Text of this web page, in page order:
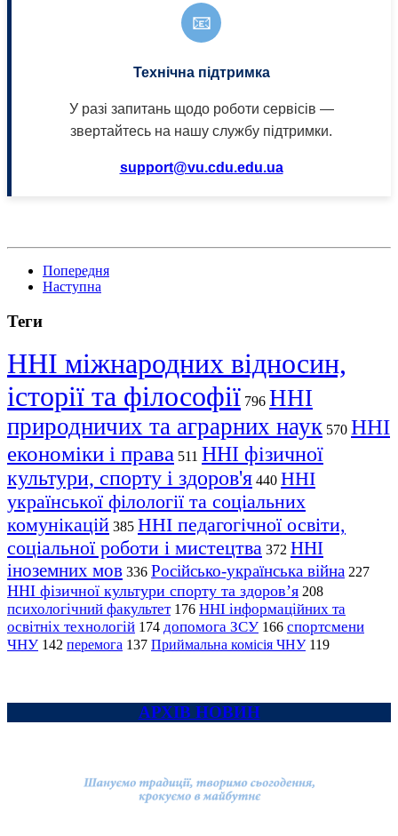
📧
Технічна підтримка
У разі запитань щодо роботи сервісів —
звертайтесь на нашу службу підтримки.
support@vu.cdu.edu.ua
Попередня
Наступна
Теги
ННІ міжнародних відносин,
історії та філософії 796 ННІ
природничих та аграрних наук 570 ННІ
економіки і права 511 ННІ фізичної
культури, спорту і здоров'я 440 ННІ
української філології та соціальних
комунікацій 385 ННІ педагогічної освіти,
соціальної роботи і мистецтва 372 ННІ
іноземних мов 336 Російсько-українська війна 227
ННІ фізичної культури спорту та здоров’я 208
психологічний факультет 176 ННІ інформаційних та
освітніх технологій 174 допомога ЗСУ 166 спортсмени
ЧНУ 142 перемога 137 Приймальна комісія ЧНУ 119
АРХІВ НОВИН